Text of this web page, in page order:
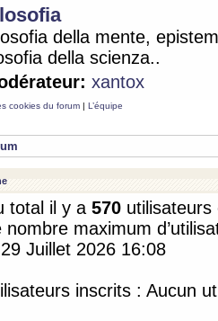
della mente,
della scienza..
xantox
cookies du forum | L’équipe
total il y a 570
nombre maximum
29 Juillet 2026 16:08
inscrits : Aucun